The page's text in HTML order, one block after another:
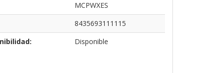
MCPWXES
8435693111115
Disponible